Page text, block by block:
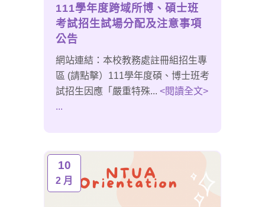
111學年度跨域所博、碩士班
考試招生試場分配及注意事項
公告
網站連結：本校教務處註冊組招生專
區 (請點擊）111學年度碩、博士班考
試招生因應「嚴重特殊... <閱讀全文>
...
10
2 月